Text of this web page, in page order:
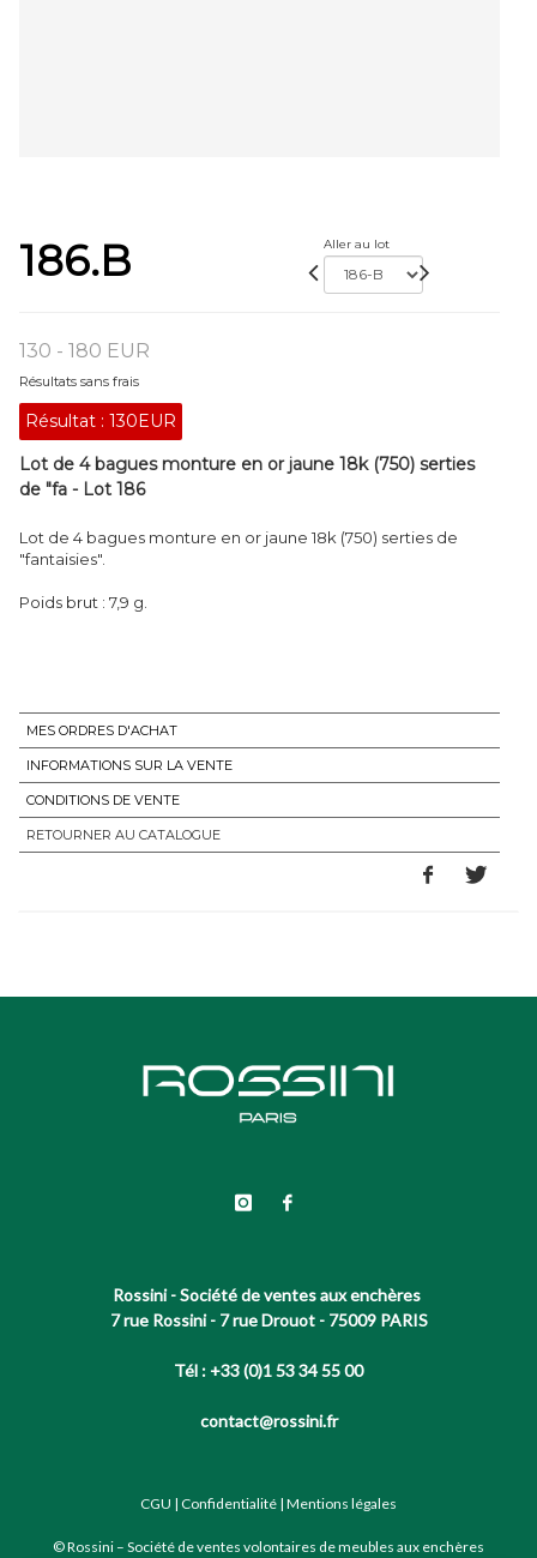
186.B Aller au lot
130 - 180 EUR
Résultats sans frais
Résultat : 130EUR
Lot de 4 bagues monture en or jaune 18k (750) serties
de "fa - Lot 186
Lot de 4 bagues monture en or jaune 18k (750) serties de
"fantaisies".
Poids brut : 7,9 g.
MES ORDRES D'ACHAT
INFORMATIONS SUR LA VENTE
CONDITIONS DE VENTE
RETOURNER AU CATALOGUE
Rossini - Société de ventes aux enchères
7 rue Rossini - 7 rue Drouot - 75009 PARIS
Tél : +33 (0)1 53 34 55 00
contact@rossini.fr
CGU | Confidentialité | Mentions légales
© Rossini – Société de ventes volontaires de meubles aux enchères